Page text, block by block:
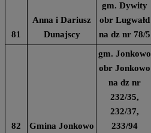
81
Anna i Dariusz
Dunajscy
gm. Dywity
obr Lugwałd
na dz nr 78/5
82 Gmina Jonkowo
gm. Jonkowo
obr Jonkowo
na dz nr
232/35,
232/37,
233/94